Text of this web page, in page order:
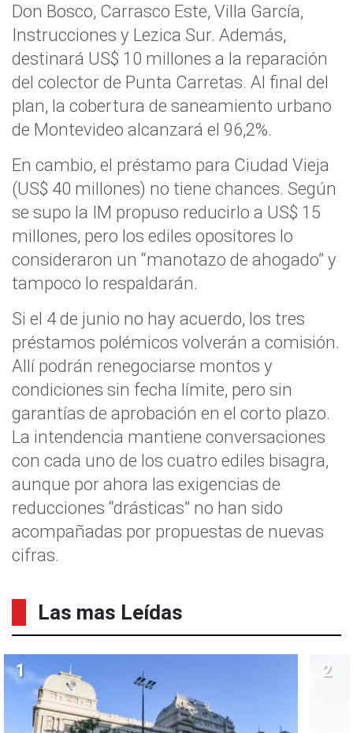
Don Bosco, Carrasco Este, Villa García,
Instrucciones y Lezica Sur. Además,
destinará US$ 10 millones a la reparación
del colector de Punta Carretas. Al final del
plan, la cobertura de saneamiento urbano
de Montevideo alcanzará el 96,2%.
En cambio, el préstamo para Ciudad Vieja
(US$ 40 millones) no tiene chances. Según
se supo la IM propuso reducirlo a US$ 15
millones, pero los ediles opositores lo
consideraron un “manotazo de ahogado” y
tampoco lo respaldarán.
Si el 4 de junio no hay acuerdo, los tres
préstamos polémicos volverán a comisión.
Allí podrán renegociarse montos y
condiciones sin fecha límite, pero sin
garantías de aprobación en el corto plazo.
La intendencia mantiene conversaciones
con cada uno de los cuatro ediles bisagra,
aunque por ahora las exigencias de
reducciones “drásticas” no han sido
acompañadas por propuestas de nuevas
cifras.
Las mas Leídas